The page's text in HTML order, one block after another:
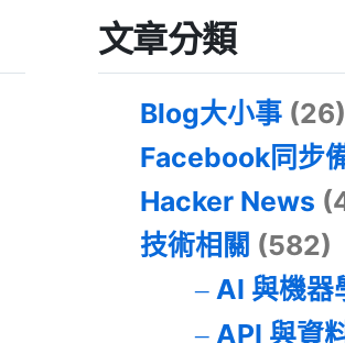
文章分類
Blog大小事 (26)
Facebook同步
Hacker News
技術相關 (582)
AI 與機器
API 與資